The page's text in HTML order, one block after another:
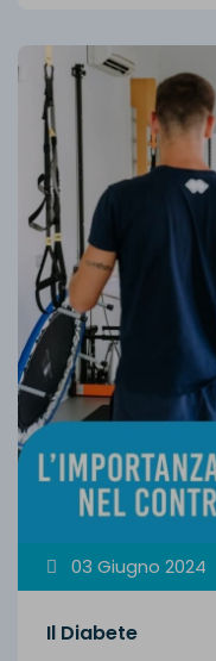
03 Giugno 2024
Il Diabete